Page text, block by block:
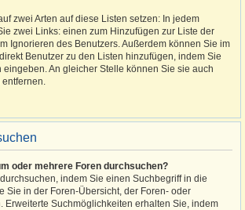
zwei Arten auf diese Listen setzen: In jedem
zwei Links: einen zum Hinzufügen zur Liste der
Ignorieren des Benutzers. Außerdem können Sie im
Benutzer zu den Listen hinzufügen, indem Sie
An gleicher Stelle können Sie sie auch
oder mehrere Foren durchsuchen?
indem Sie einen Suchbegriff in die
Sie in der Foren-Übersicht, der Foren- oder
Erweiterte Suchmöglichkeiten erhalten Sie, indem